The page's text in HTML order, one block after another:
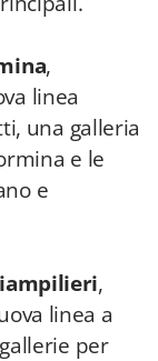
,
linea
una galleria
e le
e
,
linea a
per